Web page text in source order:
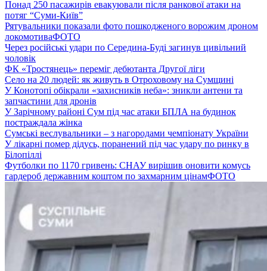
Понад 250 пасажирів евакуювали після ранкової атаки на
потяг “Суми-Київ”
Рятувальники показали фото пошкодженого ворожим дроном
локомотиваФОТО
Через російські удари по Середина-Буді загинув цивільний
чоловік
ФК «Тростянець» переміг дебютанта Другої ліги
Село на 20 людей: як живуть в Отроховому на Сумщині
У Конотопі обікрали «захисників неба»: зникли антени та
запчастини для дронів
У Зарічному районі Сум під час атаки БПЛА на будинок
постраждала жінка
Сумські веслувальники – з нагородами чемпіонату України
У лікарні помер дідусь, поранений під час удару по ринку в
Білопіллі
Футболки по 1170 гривень: СНАУ вирішив оновити комусь
гардероб державним коштом по захмарним цінамФОТО